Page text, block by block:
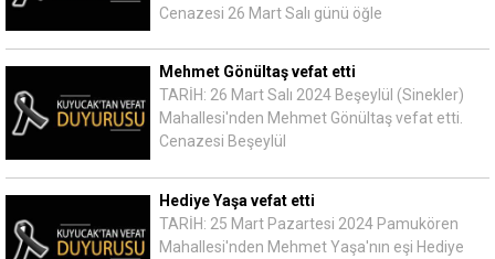
Cenazesi 26 Mart Salı günü öğle
Mehmet Gönültaş vefat etti
TARİH: 26 Mart Salı 2024 Beşeylül (Sinekler)
Mahallesi'nden Mehmet Gönültaş vefat etti.
Cenazesi Beşeylül
Hediye Yaşa vefat etti
TARİH: 25 Mart Pazartesi 2024 Pamukören
Mahallesi'nden Mehmet Yaşa'nın eşi Hediye